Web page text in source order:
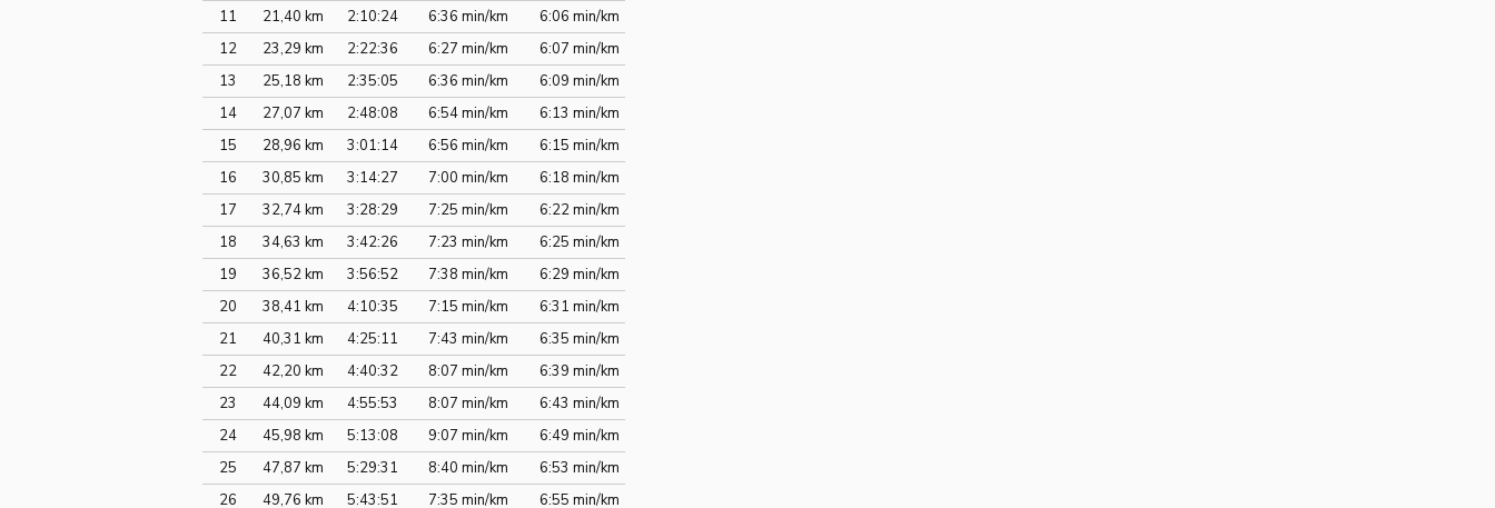
11
21,40 km 2:10:24 6:36 min/km
6:06 min/km
12
23,29 km 2:22:36 6:27 min/km
6:07 min/km
13
25,18 km 2:35:05 6:36 min/km
6:09 min/km
14
27,07 km 2:48:08 6:54 min/km
6:13 min/km
15
28,96 km 3:01:14 6:56 min/km
6:15 min/km
16
30,85 km 3:14:27 7:00 min/km
6:18 min/km
17
32,74 km 3:28:29 7:25 min/km
6:22 min/km
18
34,63 km 3:42:26 7:23 min/km
6:25 min/km
19
36,52 km 3:56:52 7:38 min/km
6:29 min/km
20
38,41 km 4:10:35 7:15 min/km
6:31 min/km
21
40,31 km 4:25:11 7:43 min/km
6:35 min/km
22
42,20 km 4:40:32 8:07 min/km
6:39 min/km
23
44,09 km 4:55:53 8:07 min/km
6:43 min/km
24
45,98 km 5:13:08 9:07 min/km
6:49 min/km
25
47,87 km 5:29:31 8:40 min/km
6:53 min/km
26
49,76 km 5:43:51 7:35 min/km
6:55 min/km